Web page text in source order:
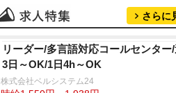
さらに
リーダー/多言語対応コールセンター/
3日～OK/1日4h～OK
株式会社ベルシステム24